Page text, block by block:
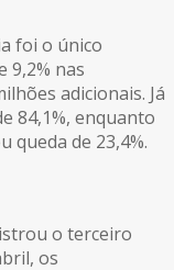
foi o único
9,2% nas
adicionais. Já
84,1%, enquanto
de 23,4%.
o terceiro
os